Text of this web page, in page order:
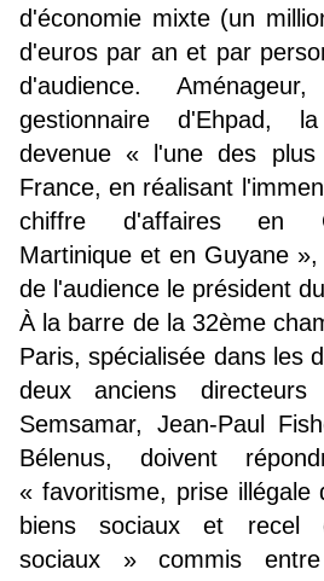
d'économie mixte (un
d'euros par an et par
d'audience.
gestionnaire d'Ehpad,
devenue « l'une des
France, en réalisant
chiffre d'affaires en
Martinique et en Guyane
de l'audience le président
À la barre de la 32ème
Paris, spécialisée dans les
deux anciens
Semsamar, Jean-Paul
Bélenus, doivent
« favoritisme, prise illégale
biens sociaux et recel
sociaux » commis